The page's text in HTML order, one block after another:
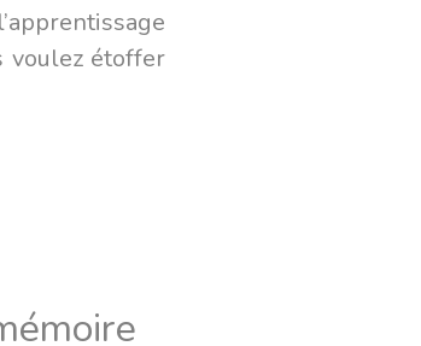
voulez étoffer